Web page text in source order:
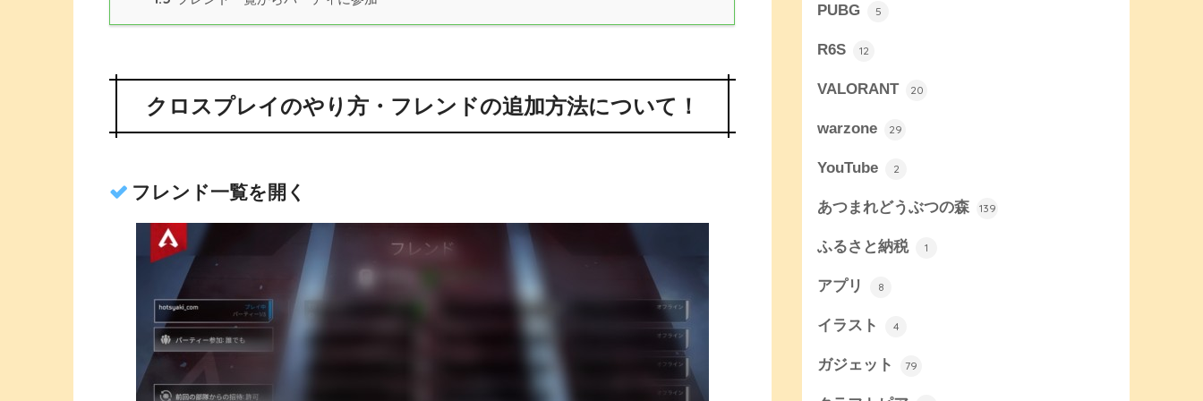
クロスプレイのやり方・フレンドの追加方法について！
フレンド一覧を開く
PUBG 5
R6S 12
VALORANT 20
warzone 29
YouTube 2
あつまれどうぶつの森 139
ふるさと納税 1
アプリ 8
イラスト 4
ガジェット 79